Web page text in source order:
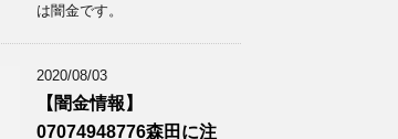
は闇金です。
2020/08/03
【闇金情報】
07074948776森田に注